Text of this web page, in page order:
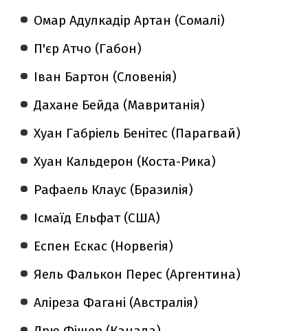
Омар Адулкадір Артан (Сомалі)
П'єр Атчо (Габон)
Іван Бартон (Словенія)
Дахане Бейда (Мавританія)
Хуан Габріель Бенітес (Парагвай)
Хуан Кальдерон (Коста-Рика)
Рафаель Клаус (Бразилія)
Ісмаїд Ельфат (США)
Еспен Ескас (Норвегія)
Яель Фалькон Перес (Аргентина)
Аліреза Фагані (Австралія)